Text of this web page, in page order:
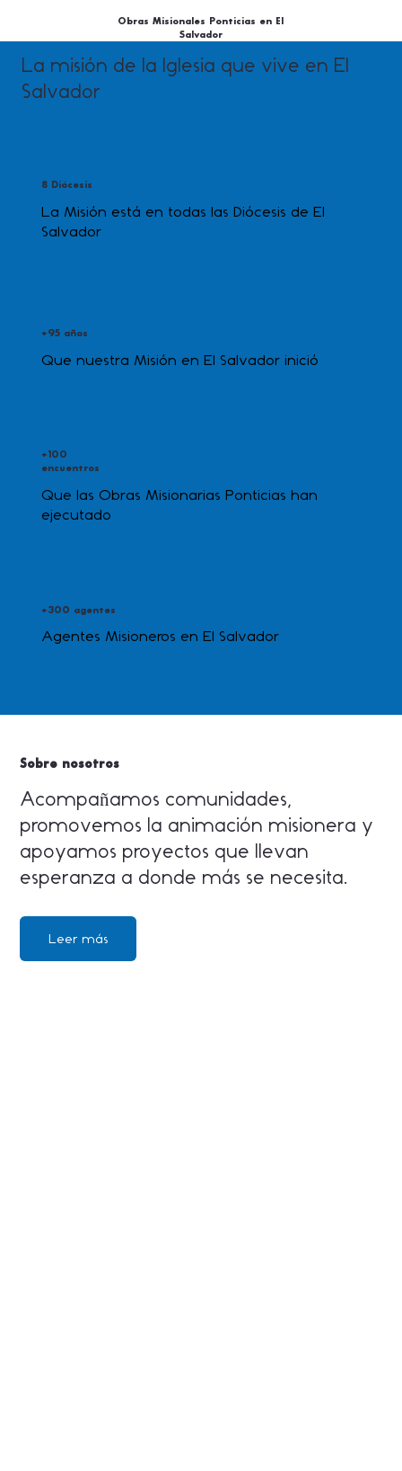
Obras Misionales Ponticias en El
Salvador
La misión de la Iglesia que vive en El
Salvador
La Misión está en todas las Diócesis de El
Salvador
8 Diócesis
Que nuestra Misión en El Salvador inició
+95 años
Que las Obras Misionarias Ponticias han
ejecutado
+100
encuentros
Agentes Misioneros en El Salvador
+300 agentes
Sobre nosotros
Acompañamos comunidades,
promovemos la animación misionera y
apoyamos proyectos que llevan
esperanza a donde más se necesita.
Leer más